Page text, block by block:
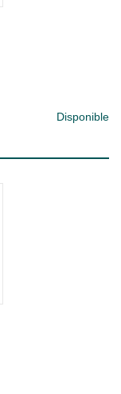
Disponible